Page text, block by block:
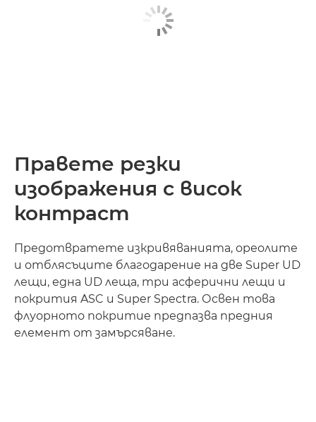
Правете резки
изображения с висок
контраст
Предотвратете изкривяванията, ореолите
и отблясъците благодарение на две Super UD
лещи, една UD леща, три асферични лещи и
покрития ASC и Super Spectra. Освен това
флуорното покритие предпазва предния
елемент от замърсяване.